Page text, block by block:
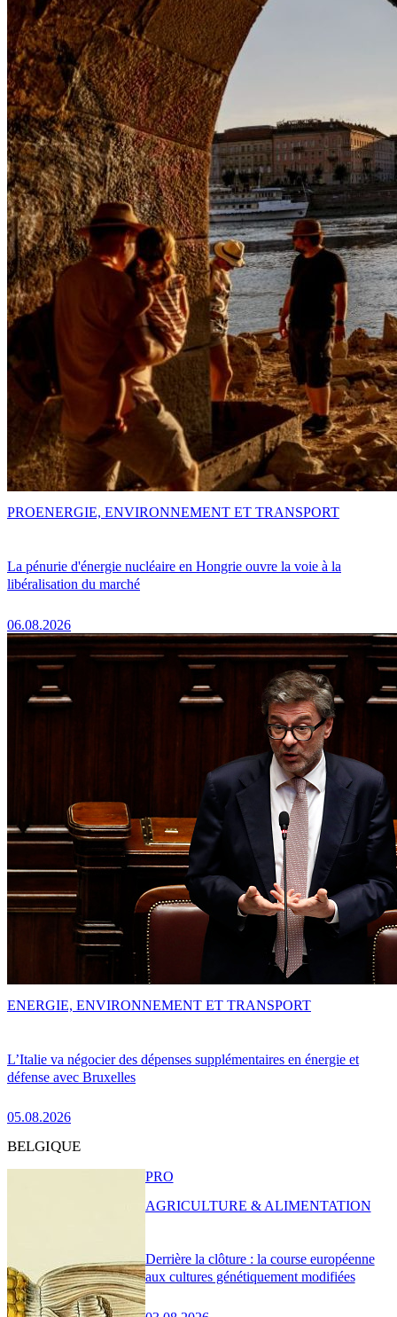
La pénurie d'énergie nucléaire en Hongrie ouvre la voie à la
libéralisation du marché
06.08.2026
PROENERGIE, ENVIRONNEMENT ET TRANSPORT
L’Italie va négocier des dépenses supplémentaires en énergie et
défense avec Bruxelles
05.08.2026
ENERGIE, ENVIRONNEMENT ET TRANSPORT
BELGIQUE
Derrière la clôture : la course européenne
aux cultures génétiquement modifiées
PRO
AGRICULTURE & ALIMENTATION